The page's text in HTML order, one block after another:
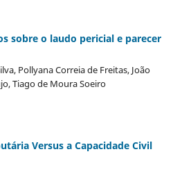
sobre o laudo pericial e parecer
Pollyana Correia de Freitas, João
Tiago de Moura Soeiro
Versus a Capacidade Civil